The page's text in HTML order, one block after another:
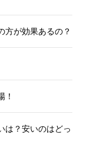
方が効果あるの？
！
は？安いのはどっ